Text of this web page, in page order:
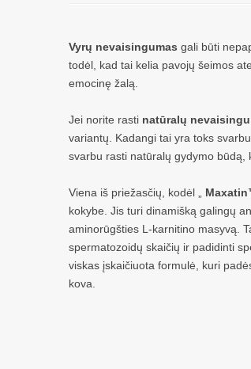
Vyrų nevaisingumas gali būti
todėl, kad tai kelia pavojų šeimos
emocinę žalą.
Jei norite rasti natūralų
variantų. Kadangi tai yra toks
svarbu rasti natūralų gydymo būdą,
Viena iš priežasčių, kodėl „
kokybe. Jis turi dinamišką galingų
aminorūgšties L-karnitino masyvą.
spermatozoidų skaičių ir padidinti
viskas įskaičiuota formulė, kuri
kova.